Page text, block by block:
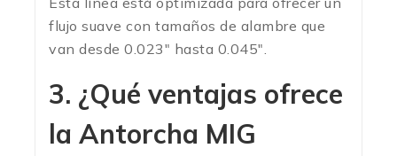
flujo suave con tamaños de alambre que
van desde 0.023″ hasta 0.045″.
3. ¿Qué ventajas ofrece
la Antorcha MIG